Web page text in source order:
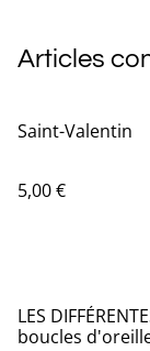
Articles
Saint-Valentin
5,00 €
LES
boucles